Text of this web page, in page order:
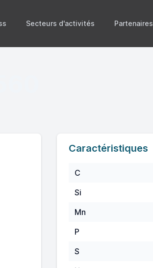
Secteurs d'activités Partenaires
Caractéristiques
C
Si
Mn
P
S